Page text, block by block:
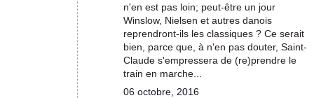
n'en est pas loin; peut-être un jour
Winslow, Nielsen et autres danois
reprendront-ils les classiques ? Ce serait
bien, parce que, à n'en pas douter, Saint-
Claude s'empressera de (re)prendre le
train en marche...
06 octobre, 2016